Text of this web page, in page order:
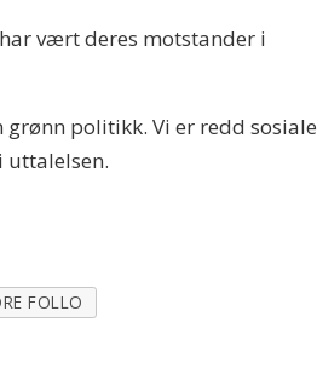
vært deres motstander i
politikk. Vi er redd sosiale
uttalelsen.
FOLLO